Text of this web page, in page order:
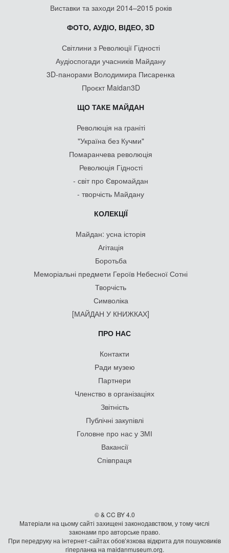
Виставки та заходи 2014–2015 років
ФОТО, АУДІО, ВІДЕО, 3D
Світлини з Революції Гідності
Аудіоспогади учасників Майдану
3D-панорами Володимира Писаренка
Проєкт Maidan3D
ЩО ТАКЕ МАЙДАН
Революція на граніті
"Україна без Кучми"
Помаранчева революція
Революція Гідності
- світ про Євромайдан
- творчість Майдану
КОЛЕКЦІЇ
Майдан: усна історія
Агітація
Боротьба
Меморіальні предмети Героїв Небесної Сотні
Творчість
Символіка
[МАЙДАН У КНИЖКАХ]
ПРО НАС
Контакти
Ради музею
Партнери
Членство в організаціях
Звітність
Публічні закупівлі
Головне про нас у ЗМІ
Вакансії
Співпраця
© & CC BY 4.0
Матеріали на цьому сайті захищені законодавством, у тому числі
законами про авторське право.
При передруку на iнтернет-сайтах обов’язкова відкрита для пошуковиків
гiперланка на maidanmuseum.org.